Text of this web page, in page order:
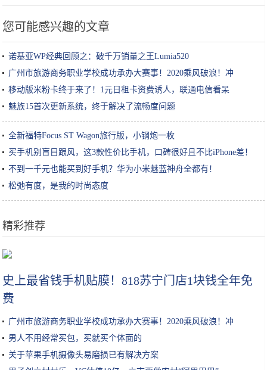
您可能感兴趣的文章
诺基亚WP经典回顾之：破千万销量之王Lumia520
广州市旅游商务职业学校成功承办大赛事！2020乘风破浪！冲
移动版米粉卡终于来了！1元日租卡资费诱人，联通电信看呆
魅族15首次更新系统，终于解决了流畅度问题
全新福特Focus ST Wagon旅行版，小钢炮一枚
买手机别盲目跟风，这3款性价比手机，口碑很好且不比iPhone差！
不到一千元也能买到好手机？华为小米魅蓝神舟全都有！
松弛有度，是我的时尚态度
精彩推荐
不盲目跟风，化妆水一定要选适合自己肤质的才是王道！你选对了吗？
史上最省钱手机贴膜！818苏宁门店1块钱全年免
费
广州市旅游商务职业学校成功承办大赛事！2020乘风破浪！冲
男人不用经常买包，买就买个体面的
关于苹果手机摄像头易磨损已有解决方案